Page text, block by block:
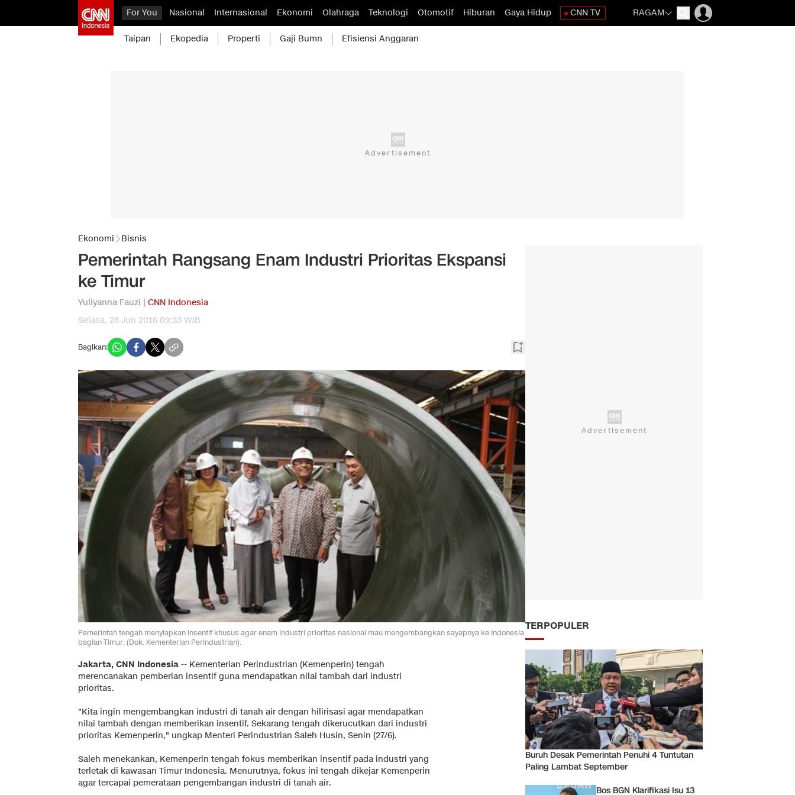
For You Nasional Internasional Ekonomi Olahraga Teknologi Otomotif Hiburan Gaya Hidup CNN TV RAGAM
Taipan Ekopedia Properti Gaji Bumn Efisiensi Anggaran
Ekonomi Bisnis
Pemerintah Rangsang Enam Industri Prioritas Ekspansi
ke Timur
Yuliyanna Fauzi | CNN Indonesia
Selasa, 28 Jun 2016 09:33 WIB
Bagikan:
Pemerintah tengah menyiapkan insentif khusus agar enam industri prioritas nasional mau mengembangkan sayapnya ke Indonesia
bagian Timur. (Dok. Kementerian Perindustrian).
Jakarta, CNN Indonesia -- Kementerian Perindustrian (Kemenperin) tengah
merencanakan pemberian insentif guna mendapatkan nilai tambah dari industri
prioritas.
"Kita ingin mengembangkan industri di tanah air dengan hilirisasi agar mendapatkan
nilai tambah dengan memberikan insentif. Sekarang tengah dikerucutkan dari industri
prioritas Kemenperin," ungkap Menteri Perindustrian Saleh Husin, Senin (27/6).
Saleh menekankan, Kemenperin tengah fokus memberikan insentif pada industri yang
terletak di kawasan Timur Indonesia. Menurutnya, fokus ini tengah dikejar Kemenperin
agar tercapai pemerataan pengembangan industri di tanah air.
TERPOPULER
Buruh Desak Pemerintah Penuhi 4 Tuntutan
Paling Lambat September
Bos BGN Klarifikasi Isu 13